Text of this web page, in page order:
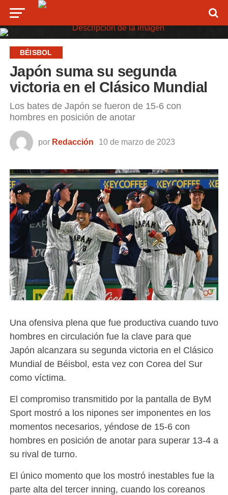
BÉISBOL
Japón suma su segunda
victoria en el Clásico Mundial
Los bates de Japón se fueron de 15-6 con
hombres en posición de anotar
por Redacción 10 de marzo de 2023
Una ofensiva plena que fue productiva cuando tuvo
hombres en circulación fue la clave para que
Japón alcanzara su segunda victoria en el Clásico
Mundial de Béisbol, esta vez con Corea del Sur
como víctima.
El compromiso transmitido por la pantalla de ByM
Sport mostró a los nipones ser imponentes en los
momentos necesarios, yéndose de 15-6 con
hombres en posición de anotar para superar 13-4 a
su rival de turno.
El único momento que los mostró inestables fue la
parte alta del tercer inning, cuando los coreanos